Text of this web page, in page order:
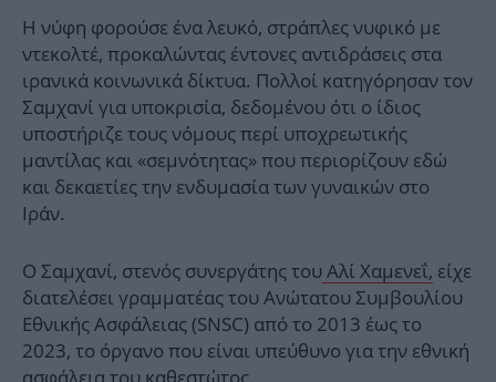
Η νύφη φορούσε ένα λευκό, στράπλες νυφικό με
ντεκολτέ, προκαλώντας έντονες αντιδράσεις στα
ιρανικά κοινωνικά δίκτυα. Πολλοί κατηγόρησαν τον
Σαμχανί για υποκρισία, δεδομένου ότι ο ίδιος
υποστήριζε τους νόμους περί υποχρεωτικής
μαντίλας και «σεμνότητας» που περιορίζουν εδώ
και δεκαετίες την ενδυμασία των γυναικών στο
Ιράν.
Ο Σαμχανί, στενός συνεργάτης τουΑλί Χαμενεΐ, είχε
διατελέσει γραμματέας του Ανώτατου Συμβουλίου
Εθνικής Ασφάλειας (SNSC) από το 2013 έως το
2023, το όργανο που είναι υπεύθυνο για την εθνική